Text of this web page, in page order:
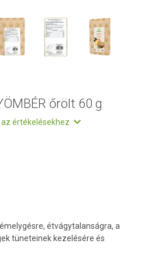
őrölt 60 g
az értékelésekhez
étvágytalanságra, a
tüneteinek kezelésére és